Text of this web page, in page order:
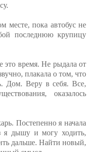
месте, пока автобус не
последнюю крупицу
это время. Не рыдала от
плакала о том, что
Дом. Веру в себя. Все,
оказалось
Постепенно я начала
я дышу и могу ходить,
дальше. Найти новый,